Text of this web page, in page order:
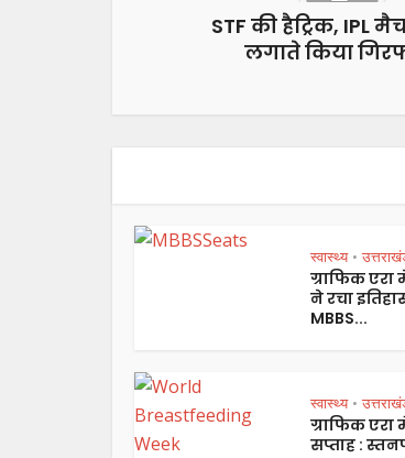
STF की हैट्रिक, IPL
लगाते किया
स्वास्थ्य •
ग्राफिक
ने रचा
MBBS...
स्वास्थ्य •
ग्राफिक एरा
सप्ताह :